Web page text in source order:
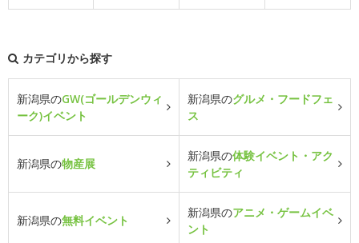
カテゴリから探す
新潟県のGW(ゴールデンウィ
ーク)イベント
新潟県のグルメ・フードフェ
ス
新潟県の物産展
新潟県の体験イベント・アク
ティビティ
新潟県の無料イベント
新潟県のアニメ・ゲームイベ
ント